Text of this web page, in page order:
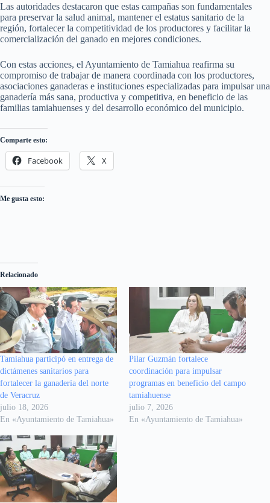
Las autoridades destacaron que estas campañas son fundamentales
para preservar la salud animal, mantener el estatus sanitario de la
región, fortalecer la competitividad de los productores y facilitar la
comercialización del ganado en mejores condiciones.
Con estas acciones, el Ayuntamiento de Tamiahua reafirma su
compromiso de trabajar de manera coordinada con los productores,
asociaciones ganaderas e instituciones especializadas para impulsar una
ganadería más sana, productiva y competitiva, en beneficio de las
familias tamiahuenses y del desarrollo económico del municipio.
Comparte esto:
Facebook X
Me gusta esto:
Relacionado
Tamiahua participó en entrega de
dictámenes sanitarios para
fortalecer la ganadería del norte
de Veracruz
julio 18, 2026
En «Ayuntamiento de Tamiahua»
Pilar Guzmán fortalece
coordinación para impulsar
programas en beneficio del campo
tamiahuense
julio 7, 2026
En «Ayuntamiento de Tamiahua»